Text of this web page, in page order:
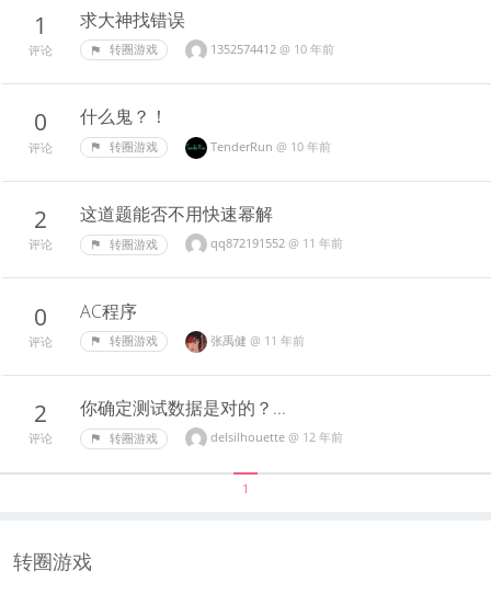
1
评论
求大神找错误
转圈游戏 1352574412 @ 10 年前
0
评论
什么鬼？！
转圈游戏 TenderRun @ 10 年前
2
评论
这道题能否不用快速幂解
转圈游戏 qq872191552 @ 11 年前
0
评论
AC程序
转圈游戏 张禹健 @ 11 年前
2
评论
你确定测试数据是对的？...
转圈游戏 delsilhouette @ 12 年前
1
转圈游戏